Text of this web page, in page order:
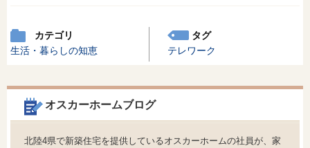
カテゴリ
生活・暮らしの知恵
タグ
テレワーク
オスカーホームブログ
北陸4県で新築住宅を提供しているオスカーホームの社員が、家